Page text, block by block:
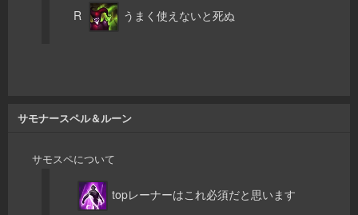
R
うまく使えないと死ぬ
サモナースペル＆ルーン
サモスペについて
topレーナーはこれ必須だと思います